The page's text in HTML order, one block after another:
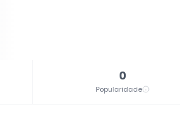
0
Popularidade